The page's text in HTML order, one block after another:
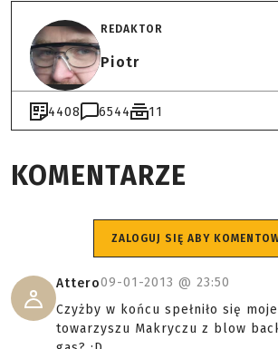
REDAKTOR
Piotr
4408 6544 11
KOMENTARZE
ZALOGUJ SIĘ ABY
Attero09-01-2013 @ 23:50
Czyżby w końcu spełniło się
towarzyszu Makryczu z blow